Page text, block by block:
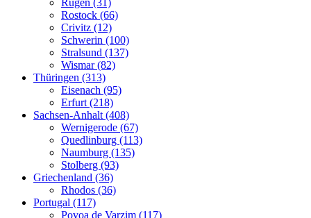
Rügen (31)
Rostock (66)
Crivitz (12)
Schwerin (100)
Stralsund (137)
Wismar (82)
Thüringen (313)
Eisenach (95)
Erfurt (218)
Sachsen-Anhalt (408)
Wernigerode (67)
Quedlinburg (113)
Naumburg (135)
Stolberg (93)
Griechenland (36)
Rhodos (36)
Portugal (117)
Povoa de Varzim (117)